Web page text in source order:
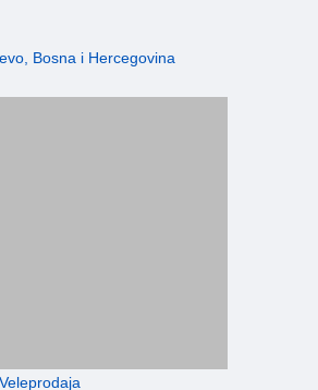
Bosna i Hercegovina